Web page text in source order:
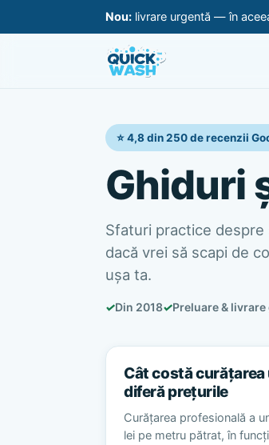
Nou: livrare urgentă — în
⭐ 4,8 din 250 de recenzii
Ghiduri
Sfaturi practice despre
dacă vrei să scapi de
ușa ta.
✓Din 2018✓Preluare &
Cât costă
diferă prețurile
Curățarea profesională a
lei pe metru pătrat, în